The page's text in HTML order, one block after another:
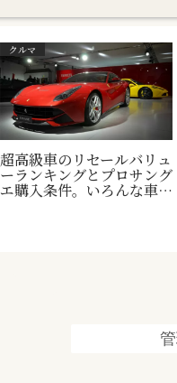
クルマ
超高級車のリセールバリュ
ーランキングとプロサング
エ購入条件。いろんな車の